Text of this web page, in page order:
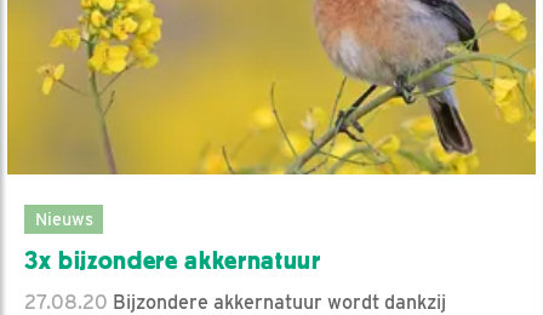
Nieuws
3x bijzondere akkernatuur
27.08.20 Bijzondere akkernatuur wordt dankzij